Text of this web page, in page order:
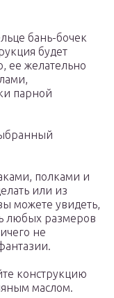
бань-бочек
будет
ее желательно
парной
полками и
или из
можете увидеть,
любых размеров
не
конструкцию
маслом.